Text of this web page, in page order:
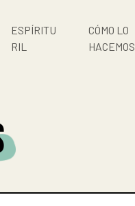
ESPÍRITU
RIL
CÓMO LO
HACEMOS